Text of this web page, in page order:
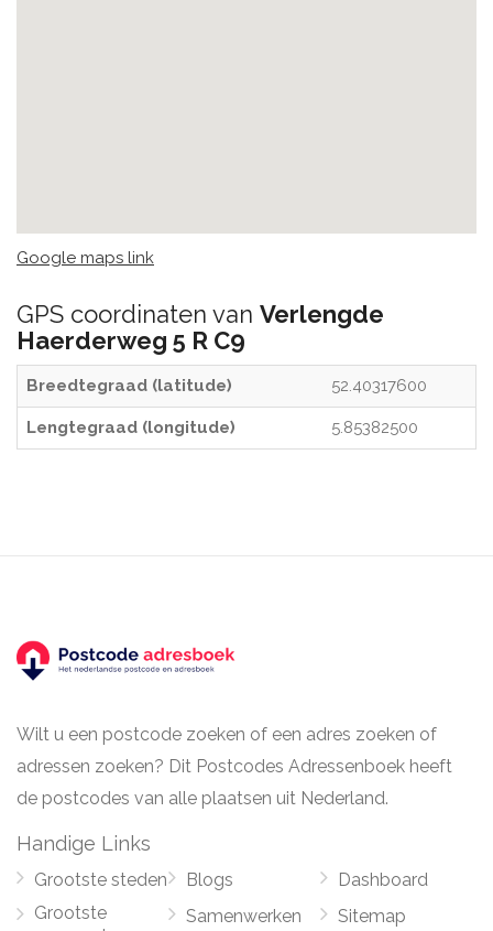
Google maps link
GPS coordinaten van Verlengde
Haerderweg 5 R C9
Breedtegraad (latitude) 52.40317600
Lengtegraad (longitude) 5.85382500
Wilt u een postcode zoeken of een adres zoeken of
adressen zoeken? Dit Postcodes Adressenboek heeft
de postcodes van alle plaatsen uit Nederland.
Handige Links
Grootste steden
Grootste
Blogs
Samenwerken
Dashboard
Sitemap